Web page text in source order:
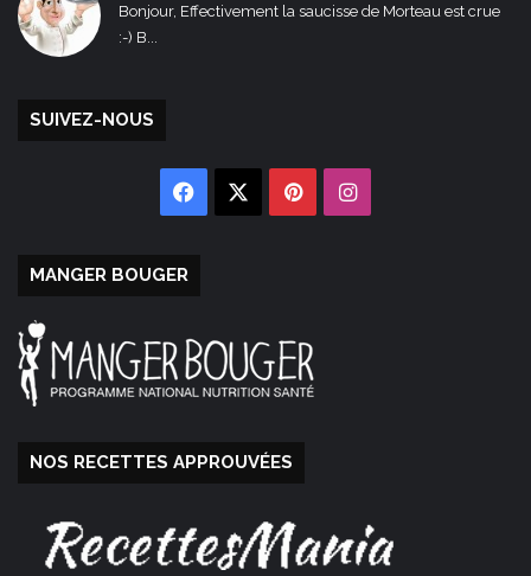
Bonjour, Effectivement la saucisse de Morteau est crue
:-) B...
SUIVEZ-NOUS
Facebook PinterestInstagram
MANGER BOUGER
NOS RECETTES APPROUVÉES